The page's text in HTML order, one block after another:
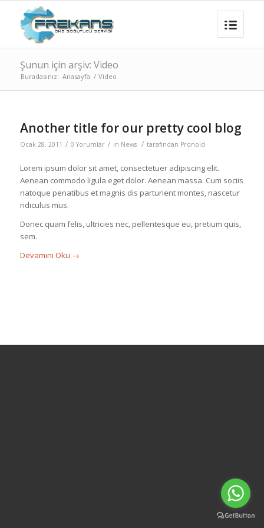
Şunun için arşiv: Video
Buradasınız: Anasayfa / Video
Another title for our pretty cool blog
Ocak 28, 2011 / 0 Yorumlar / in News / tarafından Pronoid
Lorem ipsum dolor sit amet, consectetuer adipiscing elit.
Aenean commodo ligula eget dolor. Aenean massa. Cum sociis
natoque penatibus et magnis dis parturient montes, nascetur
ridiculus mus.
Donec quam felis, ultricies nec, pellentesque eu, pretium quis,
sem.
Devamını Oku →